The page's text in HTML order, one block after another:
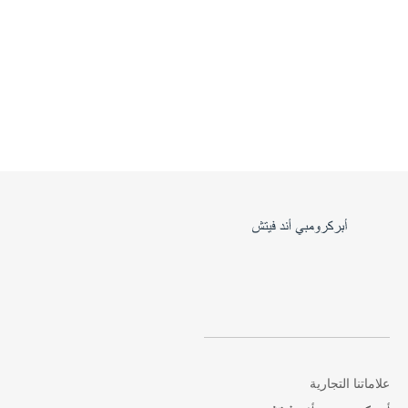
علاماتنا التجارية